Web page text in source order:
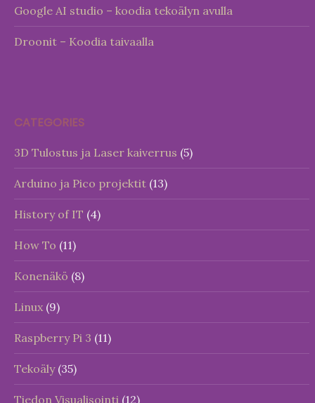
Google AI studio – koodia tekoälyn avulla
Droonit – Koodia taivaalla
CATEGORIES
3D Tulostus ja Laser kaiverrus (5)
Arduino ja Pico projektit (13)
History of IT (4)
How To (11)
Konenäkö (8)
Linux (9)
Raspberry Pi 3 (11)
Tekoäly(35)
Tiedon Visualisointi (12)